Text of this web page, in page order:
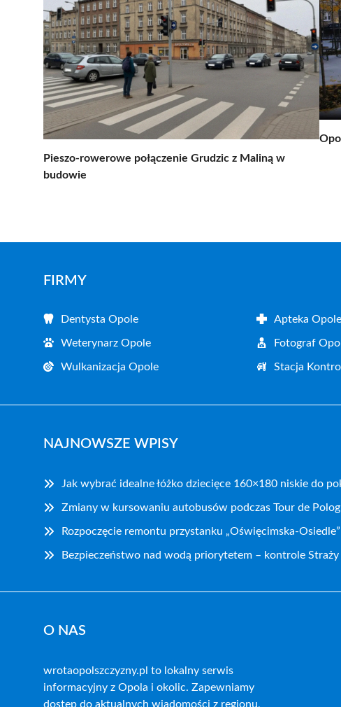
Pieszo-rowerowe połączenie Grudzic z Maliną w
budowie
FIRMY
Dentysta Opole Apteka Opole
Weterynarz Opole Fotograf
Wulkanizacja Opole Stacja
NAJNOWSZE WPISY
Jak wybrać idealne łóżko dziecięce 160×180 niskie do
Zmiany w kursowaniu autobusów podczas Tour de
Rozpoczęcie remontu przystanku „Oświęcimska-
Bezpieczeństwo nad wodą priorytetem – kontrole
O NAS
wrotaopolszczyzny.pl to lokalny serwis
informacyjny z Opola i okolic. Zapewniamy
dostęp do aktualnych wiadomości z regionu,